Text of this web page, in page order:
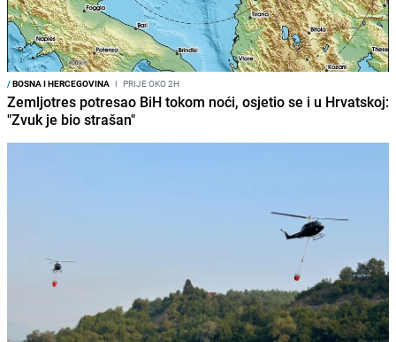
/BOSNA I HERCEGOVINA I PRIJE OKO 2H
Zemljotres potresao BiH tokom noći, osjetio se i u Hrvatskoj:
"Zvuk je bio strašan"